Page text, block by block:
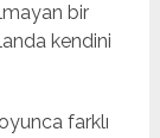
bir
kendini
farklı